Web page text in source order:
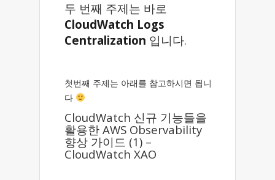
두 번째 주제는 바로
CloudWatch Logs
Centralization 입니다.
첫번째 주제는 아래를 참고하시면 됩니
다
CloudWatch 신규 기능들을
활용한 AWS Observability
향상 가이드 (1) –
CloudWatch XAO